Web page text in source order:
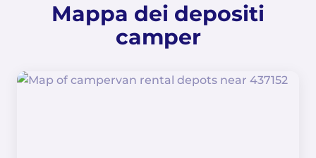
Mappa dei depositi
camper